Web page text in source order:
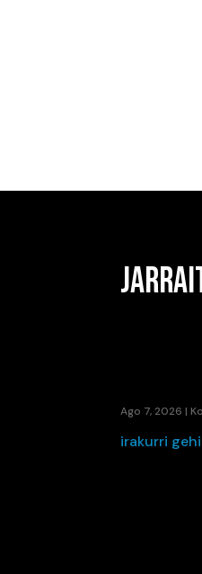
Ago 7, 2026 |
irakurri